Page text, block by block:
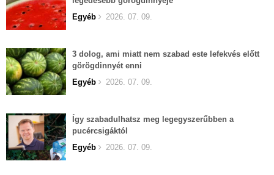
Egyéb
2026. 07. 09.
3 dolog, ami miatt nem szabad este lefekvés előtt
görögdinnyét enni
Egyéb
2026. 07. 09.
Így szabadulhatsz meg legegyszerűbben a
pucércsigáktól
Egyéb
2026. 07. 09.